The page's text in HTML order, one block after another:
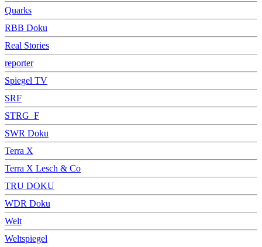
Quarks
RBB Doku
Real Stories
reporter
Spiegel TV
SRF
STRG_F
SWR Doku
Terra X
Terra X Lesch & Co
TRU DOKU
WDR Doku
Welt
Weltspiegel